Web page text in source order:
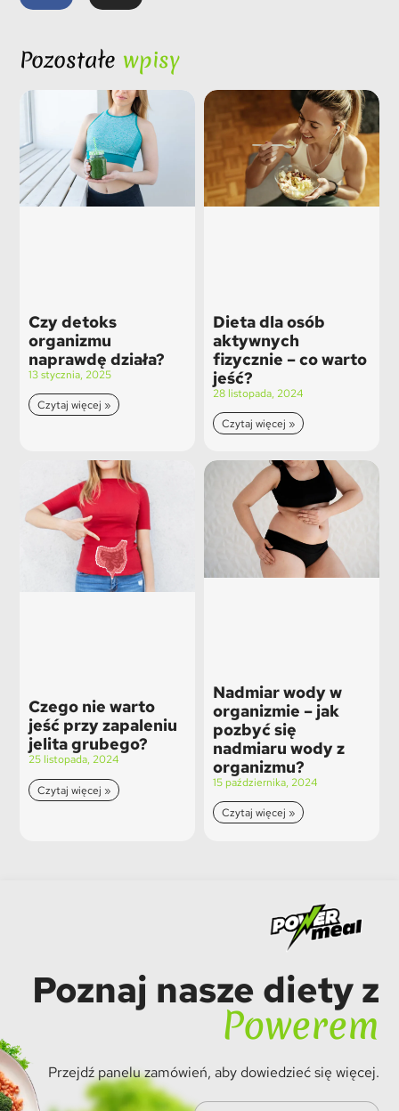
Pozostałe wpisy
Czy detoks
organizmu
naprawdę działa?
13 stycznia, 2025
Czytaj więcej »
Dieta dla osób
aktywnych
fizycznie – co warto
jeść?
28 listopada, 2024
Czytaj więcej »
Czego nie warto
jeść przy zapaleniu
jelita grubego?
25 listopada, 2024
Czytaj więcej »
Nadmiar wody w
organizmie – jak
pozbyć się
nadmiaru wody z
organizmu?
15 października, 2024
Czytaj więcej »
Poznaj nasze diety z
Powerem
Przejdź panelu zamówień, aby dowiedzieć się więcej.